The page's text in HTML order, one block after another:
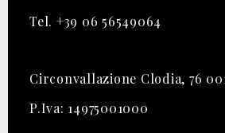
Tel. +39 06 56549064
Circonvallazione Clodia, 76
P.Iva: 14975001000